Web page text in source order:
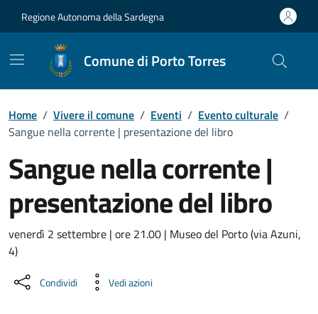
Regione Autonoma della Sardegna
Comune di Porto Torres
Home / Vivere il comune / Eventi / Evento culturale /
Sangue nella corrente | presentazione del libro
Sangue nella corrente |
presentazione del libro
Dettaglio dell'evento
venerdì 2 settembre | ore 21.00 | Museo del Porto (via Azuni,
4)
Condividi Vedi azioni